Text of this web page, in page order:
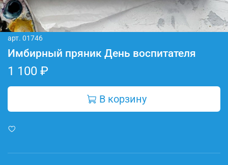
арт. 01746
Имбирный пряник День воспитателя
1 100 ₽
В корзину